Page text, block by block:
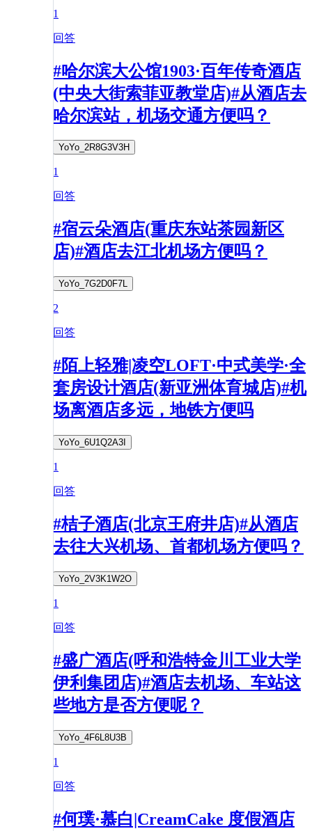
1
回答
#哈尔滨大公馆1903·百年传奇酒店
(中央大街索菲亚教堂店)#从酒店去
哈尔滨站，机场交通方便吗？
YoYo_2R8G3V3H
1
回答
#宿云朵酒店(重庆东站茶园新区
店)#酒店去江北机场方便吗？
YoYo_7G2D0F7L
2
回答
#陌上轻雅|凌空LOFT·中式美学·全
套房设计酒店(新亚洲体育城店)#机
场离酒店多远，地铁方便吗
YoYo_6U1Q2A3I
1
回答
#桔子酒店(北京王府井店)#从酒店
去往大兴机场、首都机场方便吗？
YoYo_2V3K1W2O
1
回答
#盛广酒店(呼和浩特金川工业大学
伊利集团店)#酒店去机场、车站这
些地方是否方便呢？
YoYo_4F6L8U3B
1
回答
#何璞·慕白|CreamCake 度假酒店